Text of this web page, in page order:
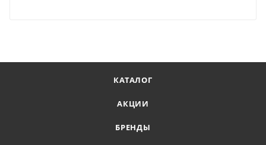
КАТАЛОГ
АКЦИИ
БРЕНДЫ